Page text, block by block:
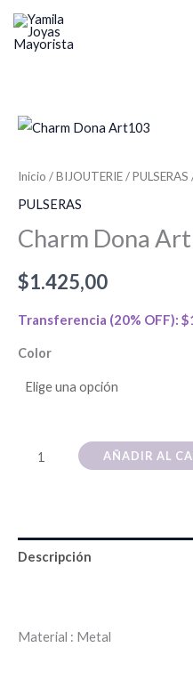
Inicio /BIJOUTERIE/PULSERAS
PULSERAS
Charm Dona
$1.425,00
Transferencia (20% OFF): $
Color
Charm
Art103
cantidad
AÑADIR AL
Descripción
Material : Metal